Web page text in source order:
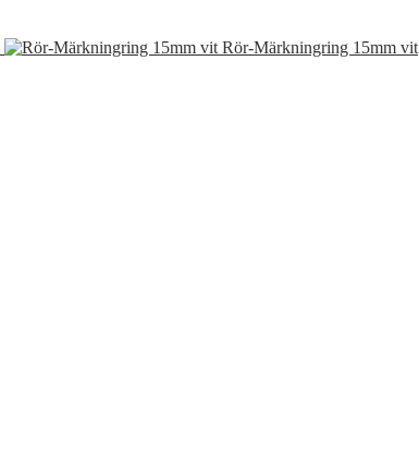
Rör-Märkningring 15mm vit